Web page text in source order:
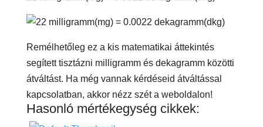
Remélhetőleg ez a kis matematikai áttekintés
segített tisztázni milligramm és dekagramm közötti
átváltást. Ha még vannak kérdéseid átváltással
kapcsolatban, akkor nézz szét a weboldalon!
Hasonló mértékegység cikkek: